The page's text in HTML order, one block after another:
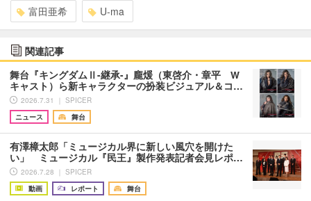
富田亜希 U-ma
関連記事
舞台『キングダムⅡ-継承-』龐煖（東啓介・章平 W
キャスト）ら新キャラクターの扮装ビジュアル＆コ…
2026.7.31 ｜ SPICER
ニュース
舞台
有澤樟太郎「ミュージカル界に新しい風穴を開けた
い」 ミュージカル『民王』製作発表記者会見レポ…
2026.7.28 ｜ SPICER
動画
レポート 舞台